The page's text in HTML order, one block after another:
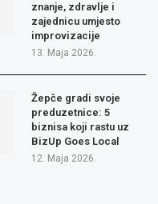
znanje, zdravlje i
zajednicu umjesto
improvizacije
13. Maja 2026.
Žepče gradi svoje
preduzetnice: 5
biznisa koji rastu uz
BizUp Goes Local
12. Maja 2026.